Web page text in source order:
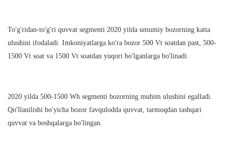
To'g'ridan-to'g'ri quvvat segmenti 2020 yilda umumiy bozorning katta
ulushini ifodaladi. Imkoniyatlarga ko'ra bozor 500 Vt soatdan past, 500-
1500 Vt soat va 1500 Vt soatdan yuqori bo'lganlarga bo'linadi.
2020 yilda 500-1500 Wh segmenti bozorning muhim ulushini egalladi.
Qo'llanilishi bo'yicha bozor favqulodda quvvat, tarmoqdan tashqari
quvvat va boshqalarga bo'lingan.